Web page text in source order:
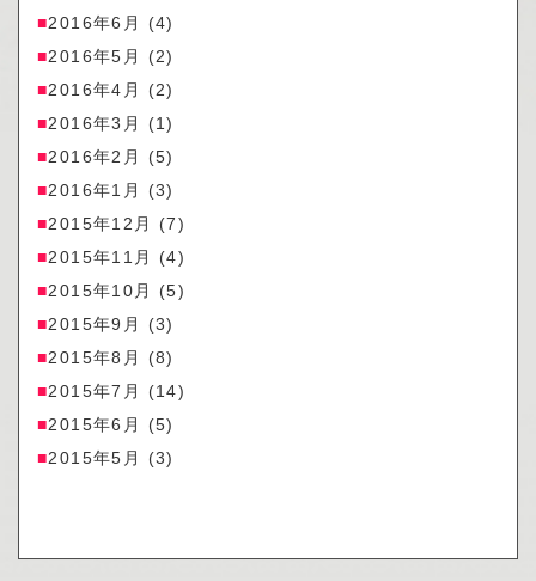
2016年6月
(4)
2016年5月
(2)
2016年4月
(2)
2016年3月
(1)
2016年2月
(5)
2016年1月
(3)
2015年12月
(7)
2015年11月
(4)
2015年10月
(5)
2015年9月
(3)
2015年8月
(8)
2015年7月
(14)
2015年6月
(5)
2015年5月
(3)